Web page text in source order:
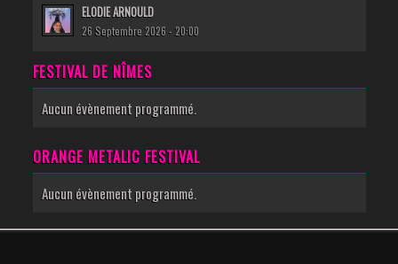
ELODIE ARNOULD
26 Septembre 2026 - 20:00
FESTIVAL DE NÎMES
Aucun évènement programmé.
ORANGE METALIC FESTIVAL
Aucun évènement programmé.